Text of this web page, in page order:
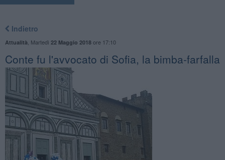
Indietro
Attualità Martedì 22 Maggio 2018ore 17:10
Conte fu l'avvocato di Sofia, la bimba-farfalla